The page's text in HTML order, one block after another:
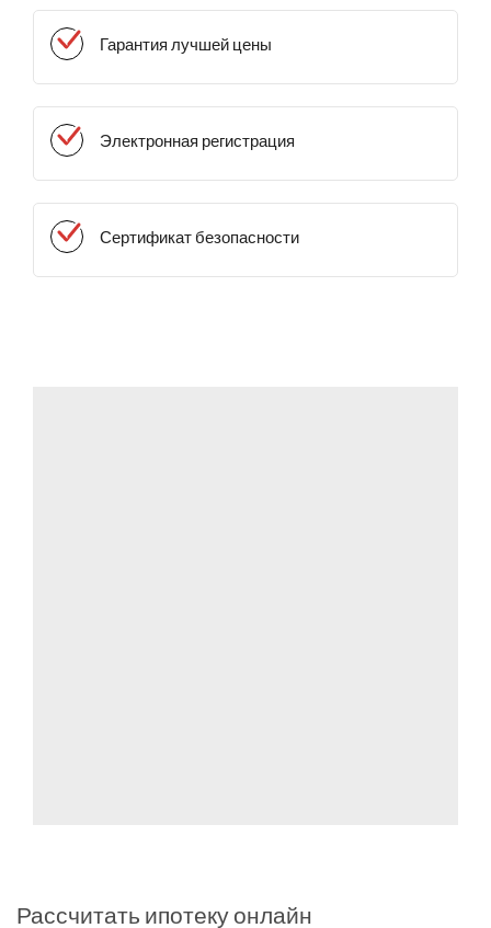
Гарантия лучшей цены
Электронная регистрация
Сертификат безопасности
Рассчитать ипотеку онлайн